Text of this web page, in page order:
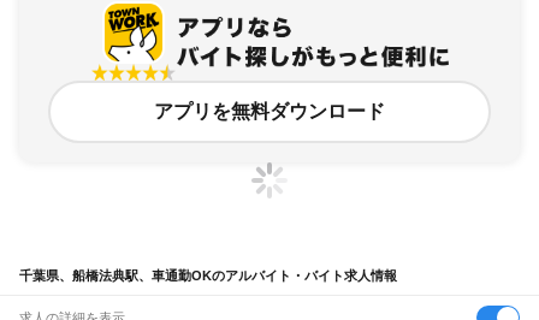
アプリを無料ダウンロード
千葉県、船橋法典駅、車通勤OKのアルバイト・バイト求人情報
求人の詳細を表示